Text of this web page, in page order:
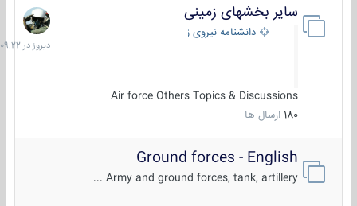
سایر بخشهای زمینی
دانشنامه نیروی زمینی
Air force Others Topics & Discussions
180 ارسال ها
دیروز
در
09:22
Ground forces - English
Army and ground forces, tank, artillery ...